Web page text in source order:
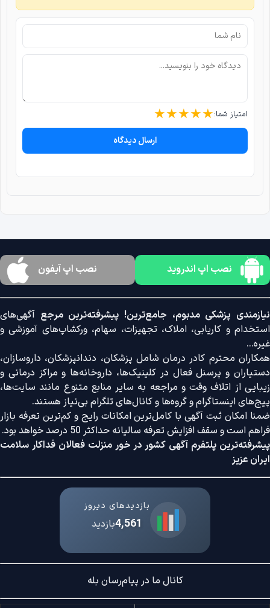
امتیاز شما: ★★★★★
ارسال دیدگاه
نصب اپ اندروید نصب اپ آیفون
نیازمندی پزشکی مدبوم، جامع‌ترین! پیشرفته‌ترین مرجع آگهی‌های
استخدام و کاریابی، املاک، تجهیزات، سهام، ورکشاپ‌های آموزشی و
غیره...
همکاران محترم کادر درمان شامل پزشکان، دندانپزشکان، داروسازان،
دستیاران و پرسنل فعال در کلینیک‌ها، داروخانه‌ها و مراکز درمانی و
زیبایی از اتلاف وقت و مراجعه به سایر منابع متنوع مانند سایت‌ها،
پیج‌های اینستاگرام و گروه‌ها و کانال‌های تلگرام بی‌نیاز هستند.
ضمنا امکان ثبت آگهی با کامل‌ترین امکانات رایج و کم‌ترین تعرفه بازار
فراهم است و سقف افزایش تعرفه سالیانه حداکثر 50 درصد خواهد بود.
پیشرفته‌ترین پلتفرم آگهی کشور در خور منزلت فعالان فداکار سلامت
ایران عزیز
بازدیدهای دیروز
4,561بازدید
کانال ما در پیام‌رسان بله